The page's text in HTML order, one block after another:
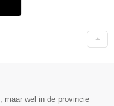
maar wel in de provincie